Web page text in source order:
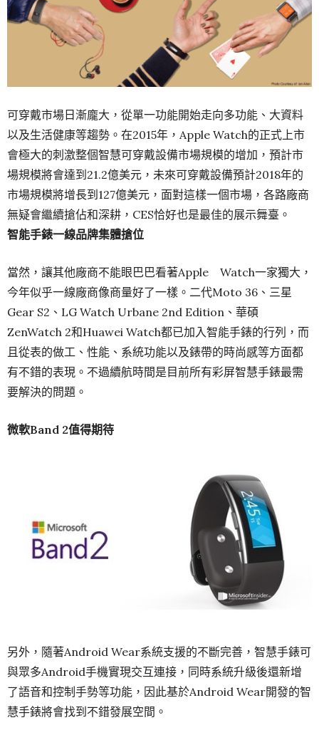
可穿戴市場日漸龐大，從單一功能開始走向多功能、大資料
以及生活健康等趨勢。在2015年，Apple Watch的正式上市
會極大的刺激整個智慧可穿戴設備市場規模的增加，預計市
場規模將會達到21.2億美元，未來可穿戴設備預計2018年的
市場規模將增長到127億美元，面對這樣一個市場，各路廠商
無疑會繼續搶佔和深耕，CES恰好也是最佳的展示舞臺。
智能手錶一線品牌集體搶位
當然，讓其他廠商不能眼巴巴看著Apple Watch一家獨大，
今年似乎一線廠商像商量好了一樣。二代Moto 36、三星
Gear S2、LG Watch Urbane 2nd Edition、華碩
ZenWatch 2和Huawei Watch都已加入智能手錶的行列，而
且從表的做工、性能、系統功能以及錶帶的時尚感等方面都
有不錯的表現。不過續航時間是目前所有彩屏智慧手錶最需
要解決的問題。
微軟Band 2值得期待
另外，隨著Android Wear系統支援的不斷完善，智慧手錶可
與眾多Android手機實現交互連接，同時系統升級後還新增
了語音和控制手勢等功能，因此基於Android Wear開發的智
慧手錶將會找到不錯發展空間。